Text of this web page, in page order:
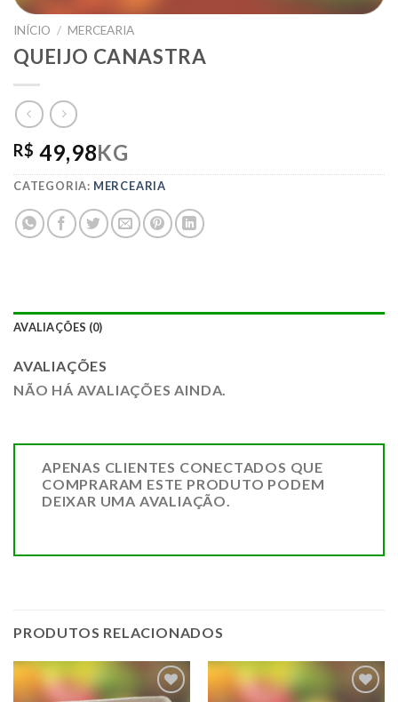
INÍCIO / MERCEARIA
QUEIJO CANASTRA
R$ 49,98KG
CATEGORIA: MERCEARIA
AVALIAÇÕES (0)
AVALIAÇÕES
NÃO HÁ AVALIAÇÕES AINDA.
APENAS CLIENTES CONECTADOS QUE
COMPRARAM ESTE PRODUTO PODEM
DEIXAR UMA AVALIAÇÃO.
PRODUTOS RELACIONADOS